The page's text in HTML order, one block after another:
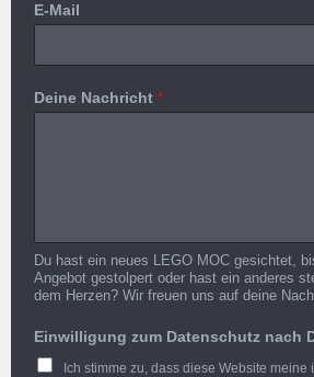
E-Mail
Deine Nachricht *
Du hast ein neues LEGO MOC gesichtet,
Angebot gestolpert oder hast ein anderes
dem Herzen? Wir freuen uns auf deine
Einwilligung zum Datenschutz nach
Ich stimme zu, dass diese Website meine